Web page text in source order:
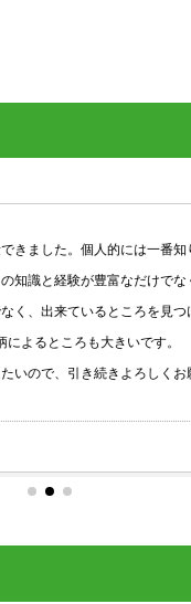
た。個人的には一番知りた
経験が豊富なだけでなく、
来ているところを見つけて
ところも大きいです。
で、引き続きよろしくお願いし